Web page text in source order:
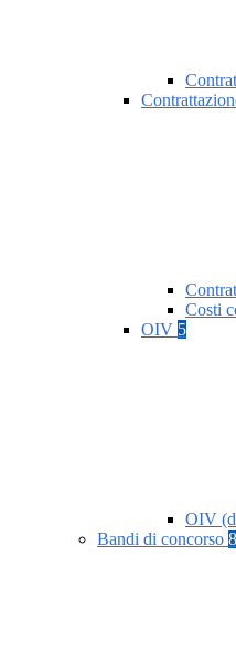
Costi
OIV 5
OIV
Bandi di concorso 8